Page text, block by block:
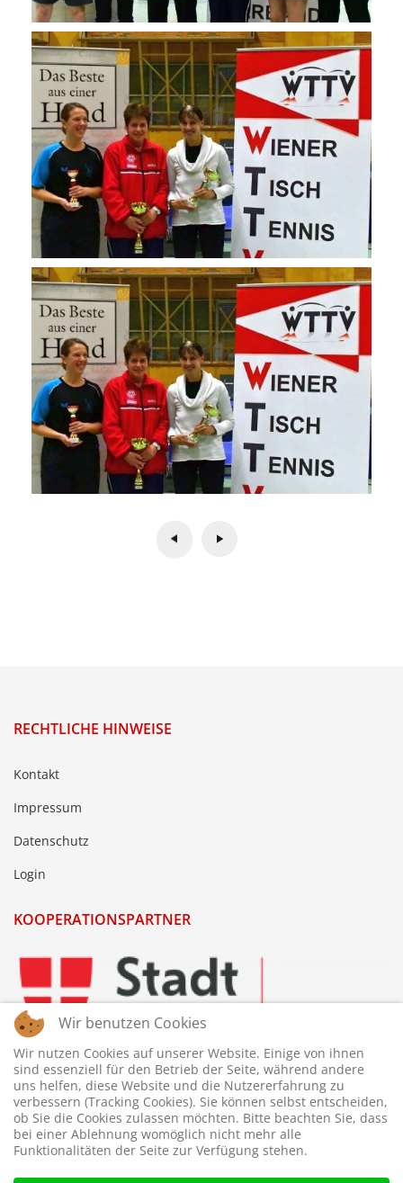
RECHTLICHE HINWEISE
Kontakt
Impressum
Datenschutz
Login
KOOPERATIONSPARTNER
Wir benutzen Cookies
Wir nutzen Cookies auf unserer Website. Einige von ihnen
sind essenziell für den Betrieb der Seite, während andere
uns helfen, diese Website und die Nutzererfahrung zu
verbessern (Tracking Cookies). Sie können selbst entscheiden,
ob Sie die Cookies zulassen möchten. Bitte beachten Sie, dass
bei einer Ablehnung womöglich nicht mehr alle
Funktionalitäten der Seite zur Verfügung stehen.